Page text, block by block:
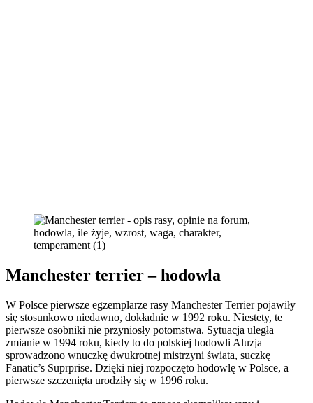
Manchester terrier – hodowla
W Polsce pierwsze egzemplarze rasy Manchester Terrier pojawiły
się stosunkowo niedawno, dokładnie w 1992 roku. Niestety, te
pierwsze osobniki nie przyniosły potomstwa. Sytuacja uległa
zmianie w 1994 roku, kiedy to do polskiej hodowli Aluzja
sprowadzono wnuczkę dwukrotnej mistrzyni świata, suczkę
Fanatic’s Suprprise. Dzięki niej rozpoczęto hodowlę w Polsce, a
pierwsze szczenięta urodziły się w 1996 roku.